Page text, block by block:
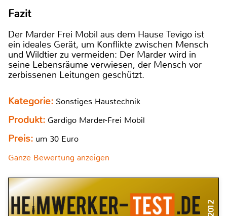
Fazit
Der Marder Frei Mobil aus dem Hause Tevigo ist
ein ideales Gerät, um Konflikte zwischen Mensch
und Wildtier zu vermeiden: Der Marder wird in
seine Lebensräume verwiesen, der Mensch vor
zerbissenen Leitungen geschützt.
Kategorie: Sonstiges Haustechnik
Produkt: Gardigo Marder-Frei Mobil
Preis: um 30 Euro
Ganze Bewertung anzeigen